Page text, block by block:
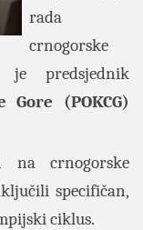
rada
crnogorske
je predsjednik
(POKCG)
crnogorske
specifičan,
ciklus.